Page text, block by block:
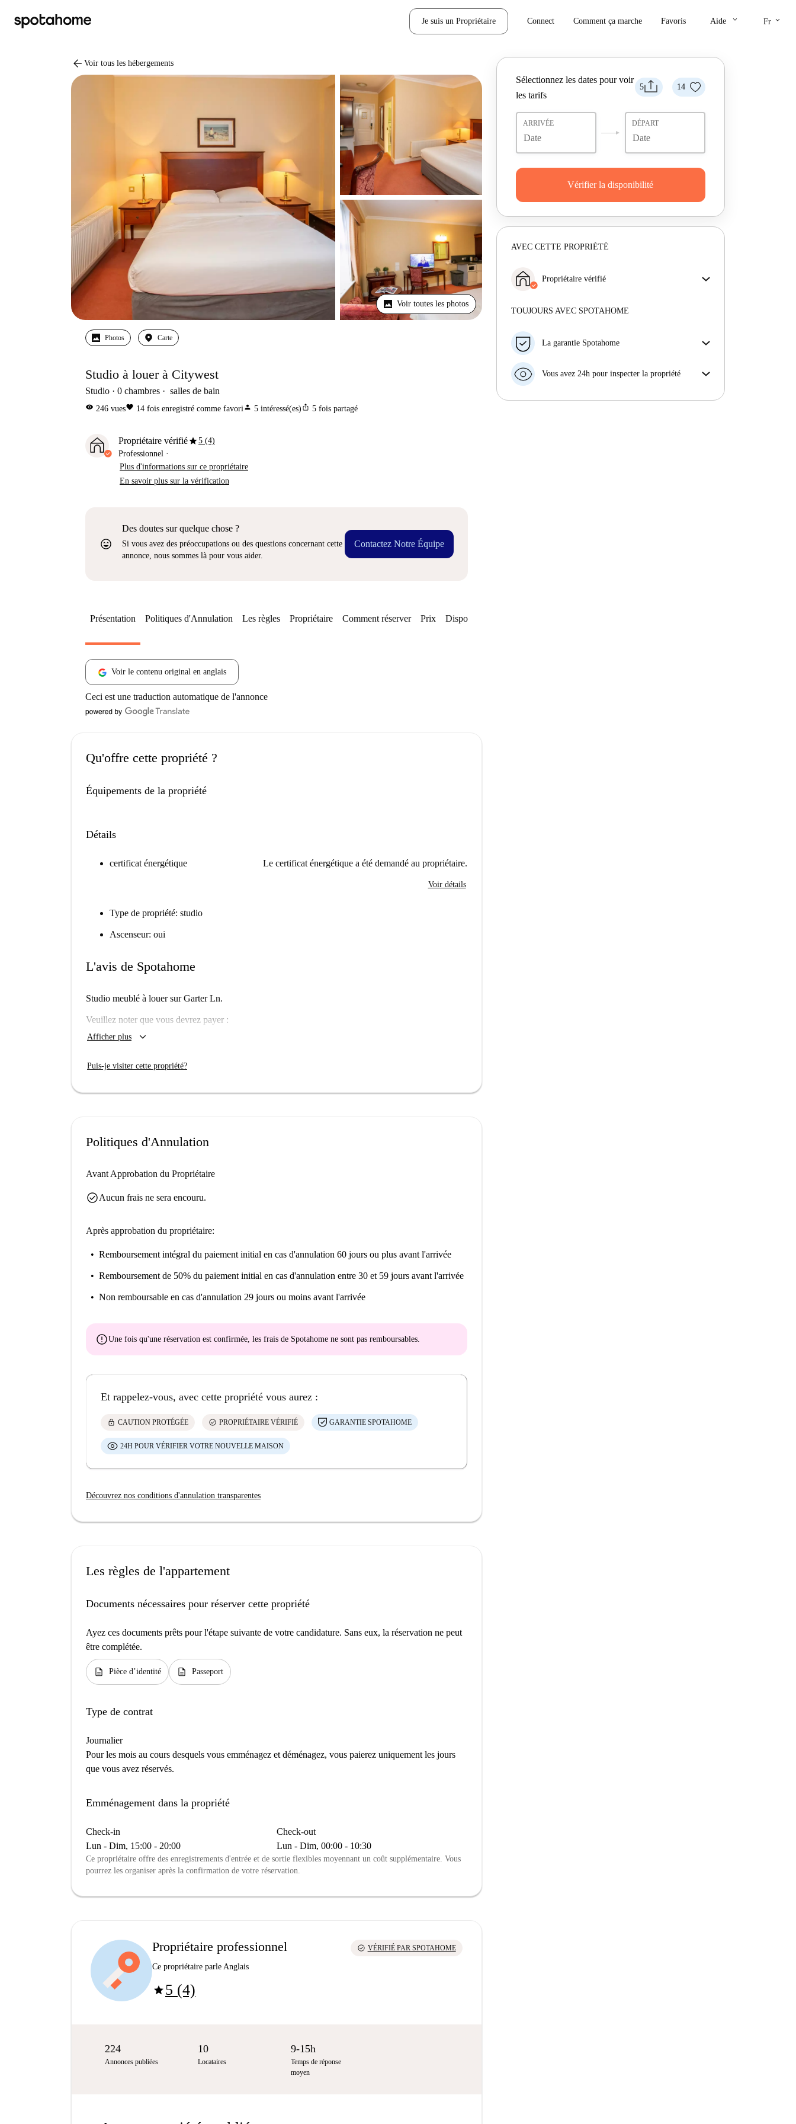
Je suis un Propriétaire Connect Comment ça marche Favoris Aide keyboard_arrow_down Fr keyboard_arrow_down
arrow_back Voir tous les hébergements
Voir toutes les photos
Photos Carte
Studio à louer à Citywest
Studio 0 chambres salles de bain
visibility 246 vuesfavorite 14 fois enregistré comme favoriperson 5 intéressé(es) ios_share 5 fois partagé
Propriétaire vérifiéstar5 (4)
Professionnel ·
Plus d'informations sur ce propriétaire
En savoir plus sur la vérification
sentiment_very_satisfied
Des doutes sur quelque chose ?
Si vous avez des préoccupations ou des questions concernant cette
annonce, nous sommes là pour vous aider.
Contactez Notre Équipe
5 14
Sélectionnez les dates pour voir
les tarifs
ARRIVÉE DÉPART
Vérifier la disponibilité
AVEC CETTE PROPRIÉTÉ
Propriétaire vérifié
Plus d'informations sur ce propriétaire
TOUJOURS AVEC SPOTAHOME
La garantie Spotahome
préavis, nous allons soit (A) vous payer une chambre
soit (B) vous rembourser en totalité.
Vous avez 24h pour inspecter la propriété
Présentation Politiques d'Annulation Les règles Propriétaire Comment réserver Prix Disponibilités
Voir le contenu original en anglais
Ceci est une traduction automatique de l'annonce
Qu'offre cette propriété ?
Équipements de la propriété
Détails
certificat énergétique Le certificat énergétique a été demandé au propriétaire.
Voir détails
Type de propriété: studio
Ascenseur: oui
L'avis de Spotahome
Studio meublé à louer sur Garter Ln.
Veuillez noter que vous devrez payer :
Forfait ménage : 100€
Linge de lit : 70€
Cette propriété fait partie d'un ensemble. Cela signifie qu'il y a d'autres unités presque
de ce que vous louez réellement.
Vous aurez accès à un réfrigérateur et un micro-ondes ici, mais pas à une cuisine complète.
Afficher plus keyboard_arrow_down
Puis-je visiter cette propriété?
Politiques d'Annulation
Avant Approbation du Propriétaire
check_circleAucun frais ne sera encouru.
Après approbation du propriétaire:
Remboursement intégral du paiement initial en cas d'annulation 60 jours ou plus avant l'arrivée
Remboursement de 50% du paiement initial en cas d'annulation entre 30 et 59 jours avant l'arrivée
Non remboursable en cas d'annulation 29 jours ou moins avant l'arrivée
errorUne fois qu'une réservation est confirmée, les frais de Spotahome ne sont pas remboursables.
Et rappelez-vous, avec cette propriété vous aurez :
lock CAUTION PROTÉGÉE check_circle PROPRIÉTAIRE VÉRIFIÉ GARANTIE SPOTAHOME
24H POUR VÉRIFIER VOTRE NOUVELLE MAISON
Découvrez nos conditions d'annulation transparentes
Les règles de l'appartement
Documents nécessaires pour réserver cette propriété
Ayez ces documents prêts pour l'étape suivante de votre candidature. Sans eux, la réservation ne peut
être complétée.
description Pièce d’identité description Passeport
Type de contrat
Journalier
Pour les mois au cours desquels vous emménagez et déménagez, vous paierez uniquement les jours
que vous avez réservés.
Emménagement dans la propriété
Check-in
Lun - Dim, 15:00 - 20:00
Check-out
Lun - Dim, 00:00 - 10:30
Ce propriétaire offre des enregistrements d'entrée et de sortie flexibles moyennant un coût supplémentaire. Vous
pourrez les organiser après la confirmation de votre réservation.
Propriétaire professionnel
Ce propriétaire parle Anglais
star5 (4)
check_circle VÉRIFIÉ PAR SPOTAHOME
224
Annonces publiées
10
Locataires
9-15h
Temps de réponse
moyen